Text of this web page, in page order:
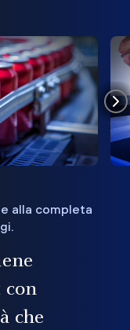
alla completa
con
che